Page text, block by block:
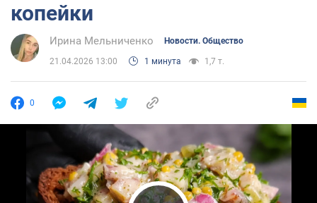
копейки
Ирина Мельниченко Новости. Общество
21.04.2026 13:00 1 минута 1,7 т.
0